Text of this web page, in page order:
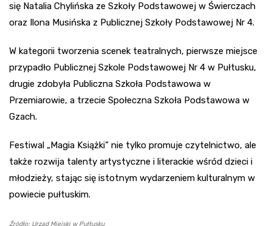
się Natalia Chylińska ze Szkoły Podstawowej w Świerczach
oraz Ilona Musińska z Publicznej Szkoły Podstawowej Nr 4.
W kategorii tworzenia scenek teatralnych, pierwsze miejsce
przypadło Publicznej Szkole Podstawowej Nr 4 w Pułtusku,
drugie zdobyła Publiczna Szkoła Podstawowa w
Przemiarowie, a trzecie Społeczna Szkoła Podstawowa w
Gzach.
Festiwal „Magia Książki” nie tylko promuje czytelnictwo, ale
także rozwija talenty artystyczne i literackie wśród dzieci i
młodzieży, stając się istotnym wydarzeniem kulturalnym w
powiecie pułtuskim.
Źródło: Urząd Miejski w Pułtusku